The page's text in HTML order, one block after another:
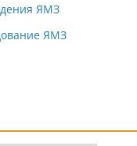
ЯМЗ
ЯМЗ